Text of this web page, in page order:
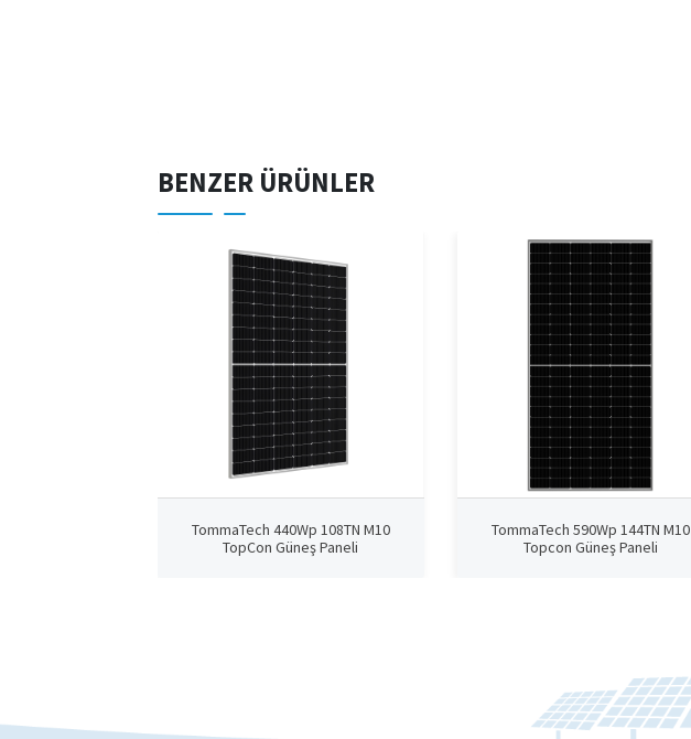
BENZER ÜRÜNLER
TommaTech 440Wp 108TN M10
TopCon Güneş Paneli
TommaTech 590Wp 144TN M10
Topcon Güneş Paneli